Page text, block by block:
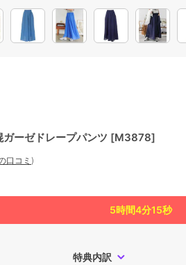
ガーゼドレープパンツ [M3878]
口コミ )
5時間4分13秒
特典内訳